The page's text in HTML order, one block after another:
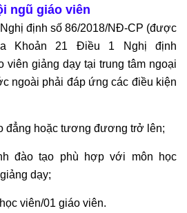
ngũ giáo viên
định số 86/2018/NĐ-CP (được
Khoản 21 Điều 1 Nghị định
viên giảng dạy tại trung tâm ngoại
ngoài phải đáp ứng các điều kiện
đẳng hoặc tương đương trở lên;
đào tạo phù hợp với môn học
dạy;
viên/01 giáo viên.